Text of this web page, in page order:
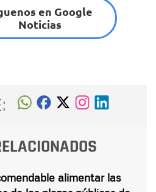
en Google
Noticias
alimentar las